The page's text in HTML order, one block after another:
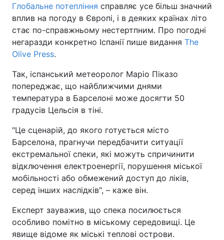
Глобальне потепління справляє усе більш значний
вплив на погоду в Європі, і в деяких країнах літо
стає по-справжньому нестертпним. Про погодні
негаразди конкретно Іспанії пише видання The
Olive Press.
Так, іспанський метеоролог Маріо Піказо
попереджає, що найближчими днями
температура в Барселоні може досягти 50
градусів Цельсія в тіні.
"Це сценарій, до якого готується місто
Барселона, прагнучи передбачити ситуації
екстремальної спеки, які можуть спричинити
відключення електроенергії, порушення міської
мобільності або обмежений доступ до ліків,
серед інших наслідків", – каже він.
Експерт зауважив, що спека посилюється
особливо помітно в міському середовищі. Це
явище відоме як міські теплові острови.